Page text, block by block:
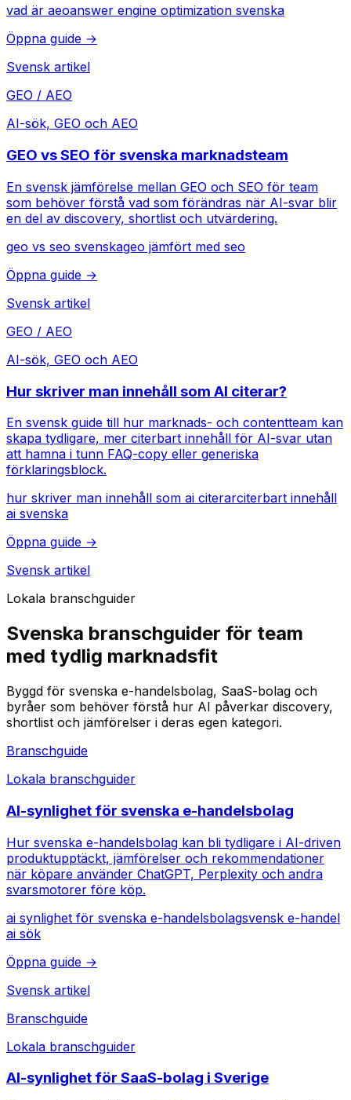
vad är aeoanswer engine optimization svenska
Öppna guide →
Svensk artikel
GEO / AEO
AI-sök, GEO och AEO
GEO vs SEO för svenska marknadsteam
En svensk jämförelse mellan GEO och SEO för team
som behöver förstå vad som förändras när AI-svar blir
en del av discovery, shortlist och utvärdering.
geo vs seo svenskageo jämfört med seo
Öppna guide →
Svensk artikel
GEO / AEO
AI-sök, GEO och AEO
Hur skriver man innehåll som AI citerar?
En svensk guide till hur marknads- och contentteam kan
skapa tydligare, mer citerbart innehåll för AI-svar utan
att hamna i tunn FAQ-copy eller generiska
förklaringsblock.
hur skriver man innehåll som ai citerarciterbart innehåll
ai svenska
Öppna guide →
Svensk artikel
Lokala branschguider
Svenska branschguider för team
med tydlig marknadsfit
Byggd för svenska e-handelsbolag, SaaS-bolag och
byråer som behöver förstå hur AI påverkar discovery,
shortlist och jämförelser i deras egen kategori.
Branschguide
Lokala branschguider
AI-synlighet för svenska e-handelsbolag
Hur svenska e-handelsbolag kan bli tydligare i AI-driven
produktupptäckt, jämförelser och rekommendationer
när köpare använder ChatGPT, Perplexity och andra
svarsmotorer före köp.
ai synlighet för svenska e-handelsbolagsvensk e-handel
ai sök
Öppna guide →
Svensk artikel
Branschguide
Lokala branschguider
AI-synlighet för SaaS-bolag i Sverige